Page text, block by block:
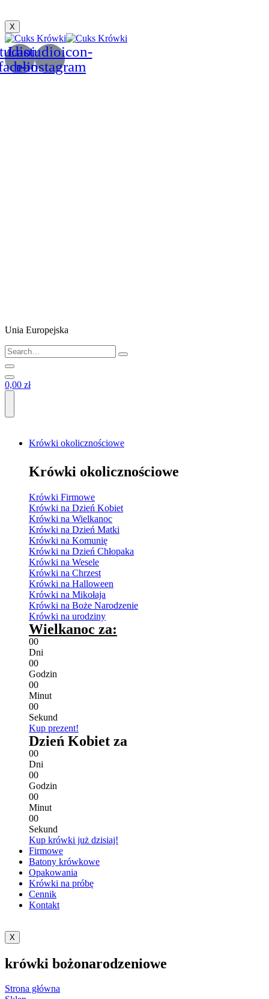
X
Lastudioicon-
b-instagram
Unia Europejska
0,00 zł
Krówki okolicznościowe
Krówki okolicznościowe
Krówki Firmowe
Krówki na Dzień Kobiet
Krówki na Wielkanoc
Krówki na Dzień Matki
Krówki na Komunię
Krówki na Dzień Chłopaka
Krówki na Wesele
Krówki na Chrzest
Krówki na Halloween
Krówki na Mikołaja
Krówki na Boże Narodzenie
Krówki na urodziny
Wielkanoc za:
00
Dni
00
Godzin
00
Minut
00
Sekund
Kup prezent!
Dzień Kobiet za
00
Dni
00
Godzin
00
Minut
00
Sekund
Kup krówki już dzisiaj!
Firmowe
Batony krówkowe
Opakowania
Krówki na próbę
Cennik
Kontakt
X
krówki bożonarodzeniowe
Strona główna